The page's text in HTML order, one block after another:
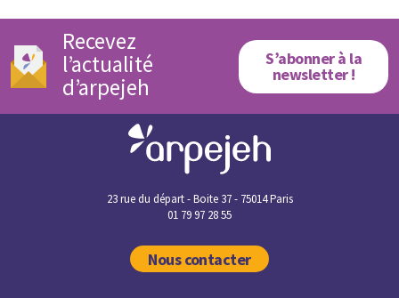
Recevez
l’actualité
d’arpejeh
S’abonner à la
newsletter !
23 rue du départ - Boite 37 - 75014 Paris
01 79 97 28 55
Nous contacter